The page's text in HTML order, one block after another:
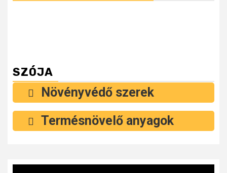
SZÓJA
Növényvédő szerek
Termésnövelő anyagok